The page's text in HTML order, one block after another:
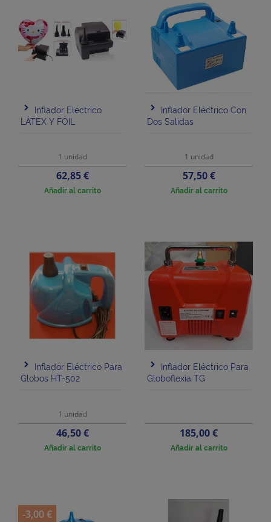
Inflador Eléctrico
LÁTEX Y FOIL
1 unidad
Precio
62,85 €
Añadir al carrito
Inflador Eléctrico Con
Dos Salidas
1 unidad
Precio
57,50 €
Añadir al carrito
Inflador Eléctrico Para
Globos HT-502
1 unidad
Precio
46,50 €
Añadir al carrito
Inflador Eléctrico Para
Globoflexia TG
Precio
185,00 €
Añadir al carrito
-3,00 €